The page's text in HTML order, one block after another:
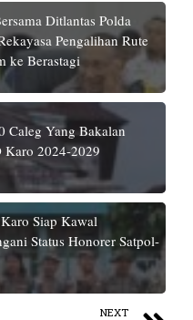
Ditlantas Polda
Pengalihan Rute
ke Berastagi
Caleg Yang Bakalan
2024-2029
Siap Kawal
Status Honorer Satpol-
NEXT